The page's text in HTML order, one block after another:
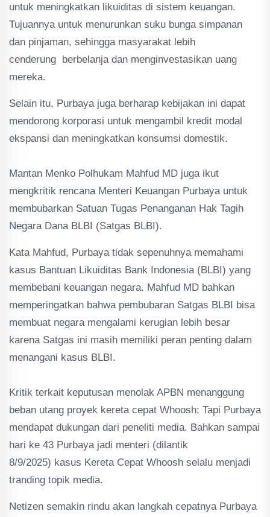
untuk meningkatkan likuiditas di sistem keuangan.
Tujuannya untuk menurunkan suku bunga simpanan
dan pinjaman, sehingga masyarakat lebih
cenderung berbelanja dan menginvestasikan uang
mereka.
Selain itu, Purbaya juga berharap kebijakan ini dapat
mendorong korporasi untuk mengambil kredit modal
ekspansi dan meningkatkan konsumsi domestik.
‎Mantan Menko Polhukam Mahfud MD juga ikut
mengkritik rencana Menteri Keuangan Purbaya untuk
membubarkan Satuan Tugas Penanganan Hak Tagih
Negara Dana BLBI (Satgas BLBI).
Kata Mahfud, Purbaya tidak sepenuhnya memahami
kasus Bantuan Likuiditas Bank Indonesia (BLBI) yang
membebani keuangan negara. Mahfud MD bahkan
memperingatkan bahwa pembubaran Satgas BLBI bisa
membuat negara mengalami kerugian lebih besar
karena Satgas ini masih memiliki peran penting dalam
menangani kasus BLBI.
‎Kritik terkait keputusan menolak APBN menanggung
beban utang proyek kereta cepat Whoosh: Tapi Purbaya
mendapat dukungan dari peneliti media. Bahkan sampai
hari ke 43 Purbaya jadi menteri (dilantik
8/9/2025) kasus Kereta Cepat Whoosh selalu menjadi
tranding topik media.
Netizen semakin rindu akan langkah cepatnya Purbaya